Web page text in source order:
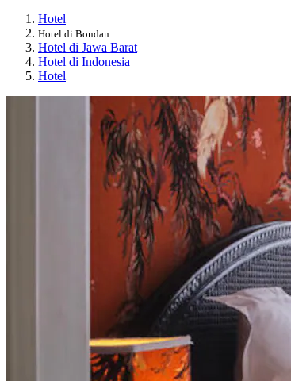
Hotel
Hotel di Bondan
Hotel di Jawa Barat
Hotel di Indonesia
Hotel